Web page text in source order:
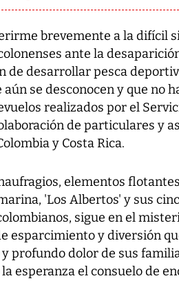
brevemente a la difícil
ante la
de desarrollar pesca
aún se desconocen y que no
realizados por el
de particulares y
y Costa Rica.
elementos
'Los Albertos' y sus
sigue en el
esparcimiento y diversión
profundo dolor de sus
esperanza el consuelo de